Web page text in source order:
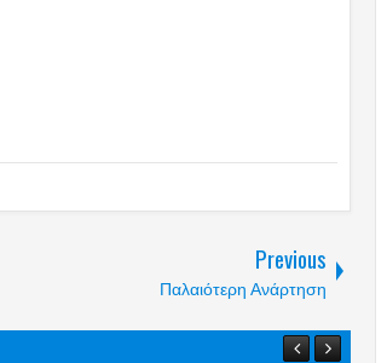
Previous
Παλαιότερη Ανάρτηση